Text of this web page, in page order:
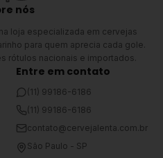
nós
loja especializada em cervejas
para quem aprecia cada gole.
rótulos nacionais e importados.
Entre em contato
(11) 99186-6186
(11) 99186-6186
contato@cervejalenta.com.br
São Paulo - SP